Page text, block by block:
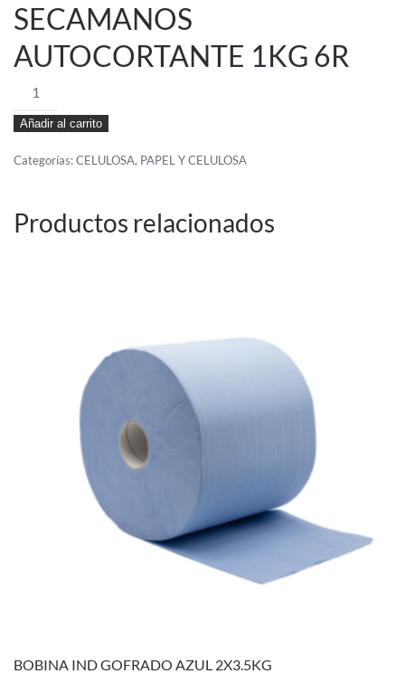
SECAMANOS
AUTOCORTANTE 1KG 6R
SECAMANOS
AUTOCORTANTE
1KG
6R
Añadir al carrito
Categorías:CELULOSA, PAPEL Y CELULOSA
Productos relacionados
BOBINA IND GOFRADO AZUL 2X3.5KG